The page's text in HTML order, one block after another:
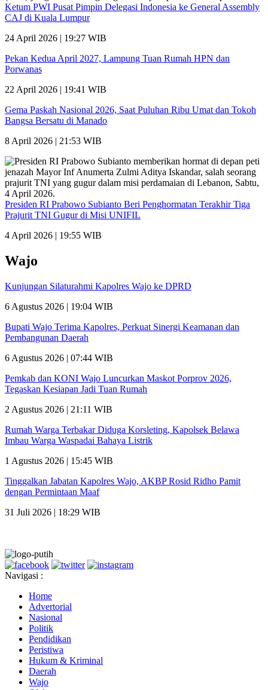
Ketum PWI Pusat Pimpin Delegasi Indonesia ke General Assembly
CAJ di Kuala Lumpur
24 April 2026 | 19:27 WIB
Pekan Kedua April 2027, Lampung Tuan Rumah HPN dan
Porwanas
22 April 2026 | 19:41 WIB
Gema Paskah Nasional 2026, Saat Puluhan Ribu Umat dan Tokoh
Bangsa Bersatu di Manado
8 April 2026 | 21:53 WIB
Presiden RI Prabowo Subianto Beri Penghormatan Terakhir Tiga
Prajurit TNI Gugur di Misi UNIFIL
4 April 2026 | 19:55 WIB
Wajo
Kunjungan Silaturahmi Kapolres Wajo ke DPRD
6 Agustus 2026 | 19:04 WIB
Bupati Wajo Terima Kapolres, Perkuat Sinergi Keamanan dan
Pembangunan Daerah
6 Agustus 2026 | 07:44 WIB
Pemkab dan KONI Wajo Luncurkan Maskot Porprov 2026,
Tegaskan Kesiapan Jadi Tuan Rumah
2 Agustus 2026 | 21:11 WIB
Rumah Warga Terbakar Diduga Korsleting, Kapolsek Belawa
Imbau Warga Waspadai Bahaya Listrik
1 Agustus 2026 | 15:45 WIB
Tinggalkan Jabatan Kapolres Wajo, AKBP Rosid Ridho Pamit
dengan Permintaan Maaf
31 Juli 2026 | 18:29 WIB
Navigasi :
Home
Advertorial
Nasional
Politik
Pendidikan
Peristiwa
Hukum & Kriminal
Daerah
Wajo